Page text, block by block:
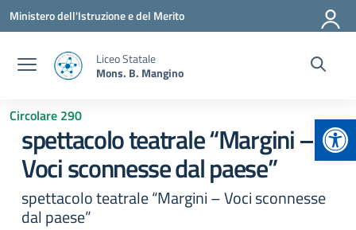
Vai ai contenuti
Vai al menu di navigazione
Vai al footer
Ministero dell'Istruzione e del Merito
Liceo Statale
Mons. B. Mangino
Circolare 290
spettacolo teatrale “Margini –
Voci sconnesse dal paese”
spettacolo teatrale “Margini – Voci sconnesse
dal paese”